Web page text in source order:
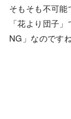
そもそも不可能
「花より団子
NG」なのですね